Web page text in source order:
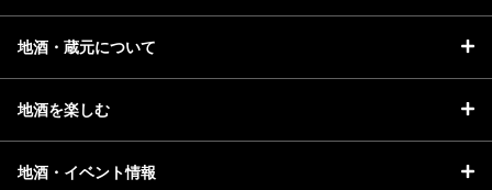
地酒・蔵元について
地酒を楽しむ
地酒・イベント情報